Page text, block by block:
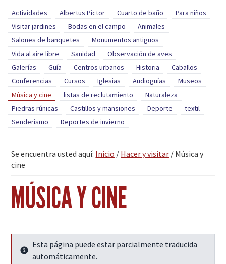
Actividades Albertus Pictor Cuarto de baño
Para niños
Visitar jardines
Bodas en el campo
Animales
Salones de banquetes
Monumentos antiguos
Vida al aire libre
Sanidad
Observación de aves
Galerías
Guía Centros urbanos Historia
Caballos
Conferencias
Cursos Iglesias Audioguías
Museos
Música y cine
listas de reclutamiento
Naturaleza
Piedras rúnicas
Castillos y mansiones Deporte
textil
Senderismo
Deportes de invierno
Se encuentra usted aquí: Inicio / Hacer y visitar / Música y
cine
MÚSICA Y CINE
Seguir leyendo
Esta página puede estar parcialmente traducida
automáticamente.